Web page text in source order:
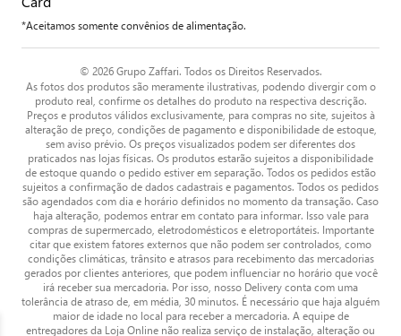
*Aceitamos somente convênios de alimentação.
© 2026 Grupo Zaffari. Todos os Direitos Reservados.
As fotos dos produtos são meramente ilustrativas, podendo divergir com o
produto real, confirme os detalhes do produto na respectiva descrição.
Preços e produtos válidos exclusivamente, para compras no site, sujeitos à
alteração de preço, condições de pagamento e disponibilidade de estoque,
sem aviso prévio. Os preços visualizados podem ser diferentes dos
praticados nas lojas físicas. Os produtos estarão sujeitos a disponibilidade
de estoque quando o pedido estiver em separação. Todos os pedidos estão
sujeitos a confirmação de dados cadastrais e pagamentos. Todos os pedidos
são agendados com dia e horário definidos no momento da transação. Caso
haja alteração, podemos entrar em contato para informar. Isso vale para
compras de supermercado, eletrodomésticos e eletroportáteis. Importante
citar que existem fatores externos que não podem ser controlados, como
condições climáticas, trânsito e atrasos para recebimento das mercadorias
gerados por clientes anteriores, que podem influenciar no horário que você
irá receber sua mercadoria. Por isso, nosso Delivery conta com uma
tolerância de atraso de, em média, 30 minutos. É necessário que haja alguém
maior de idade no local para receber a mercadoria. A equipe de
entregadores da Loja Online não realiza serviço de instalação, alteração ou